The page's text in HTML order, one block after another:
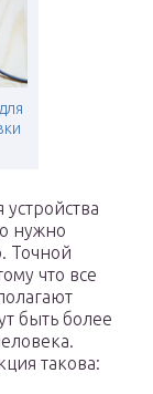
нужно
Точной
что все
быть более
такова: